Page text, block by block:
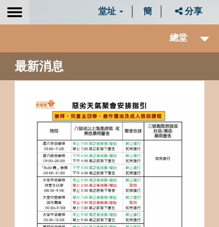
Toggle
堂址 簡 分享
總堂
最新消息